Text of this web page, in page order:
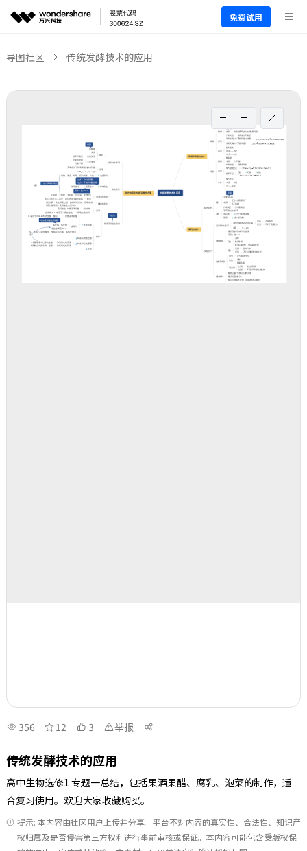
免费试用
导图社区 传统发酵技术的应用
356 12 3 举报
传统发酵技术的应用
高中生物选修1 专题一总结，包括果酒果醋、腐乳、泡菜的制作，适
合复习使用。欢迎大家收藏购买。
提示: 本内容由社区用户上传并分享。平台不对内容的真实性、合法性、知识产
权归属及是否侵害第三方权利进行事前审核或保证。本内容可能包含受版权保